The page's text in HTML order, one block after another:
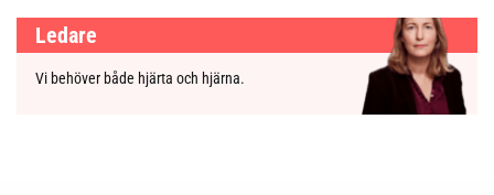
Ledare
Vi behöver både hjärta och hjärna.